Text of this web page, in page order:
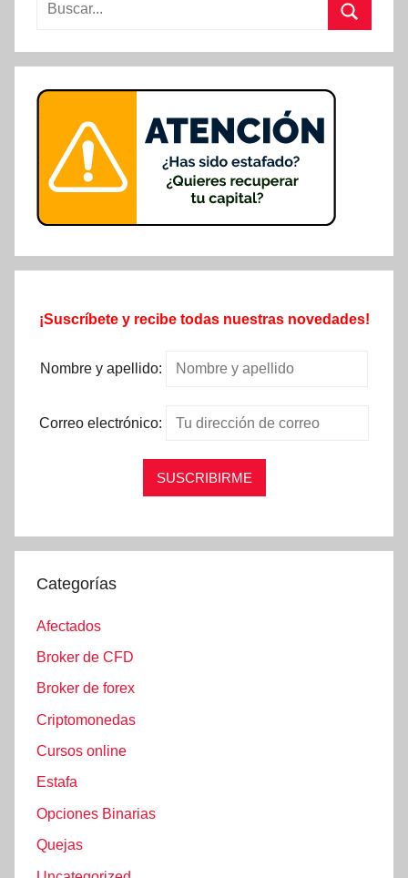
¡Suscríbete y recibe todas nuestras novedades!
Nombre y apellido:
Correo electrónico:
Categorías
Afectados
Broker de CFD
Broker de forex
Criptomonedas
Cursos online
Estafa
Opciones Binarias
Quejas